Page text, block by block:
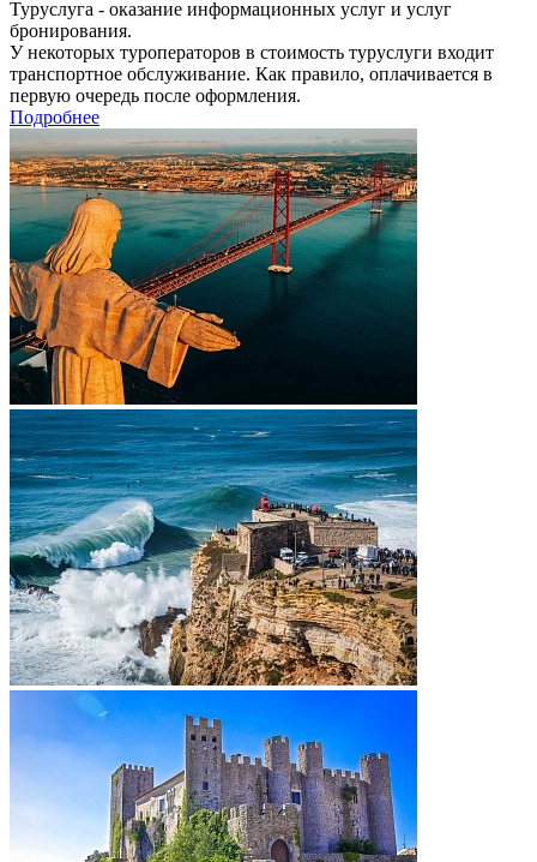
Туруслуга - оказание информационных услуг и услуг
бронирования.
У некоторых туроператоров в стоимость туруслуги входит
транспортное обслуживание. Как правило, оплачивается в
первую очередь после оформления.
Подробнее